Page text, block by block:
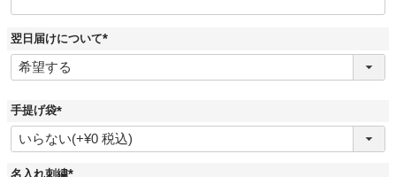
翌日届けについて
(
須
手提げ袋
(
必
須
)
名入れ刺繍